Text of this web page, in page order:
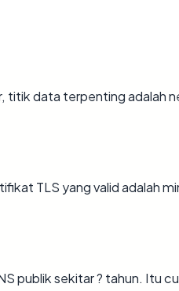
titik data terpenting adalah
TLS yang valid adalah
publik sekitar ? tahun. Itu